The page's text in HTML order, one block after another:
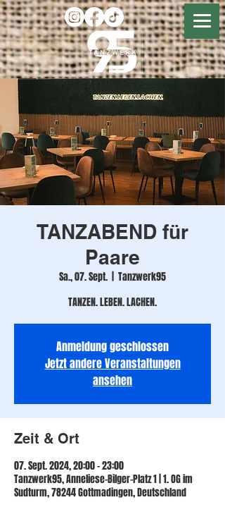
TANZABEND für
Paare
Sa., 07. Sept.
Tanzwerk95
TANZEN. LEBEN. LACHEN.
Anmeldung geschlossen
Jetzt andere Veranstaltungen
ansehen
Zeit & Ort
07. Sept. 2024, 20:00 – 23:00
Tanzwerk95, Anneliese-Bilger-Platz 1 | 1. OG im
Sudturm, 78244 Gottmadingen, Deutschland